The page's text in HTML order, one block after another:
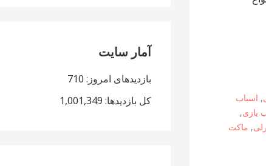
, اسباب
بازی,
, ماکت
آمار سایت
بازدیدهای امروز: 710
کل بازدیدها: 1,001,349